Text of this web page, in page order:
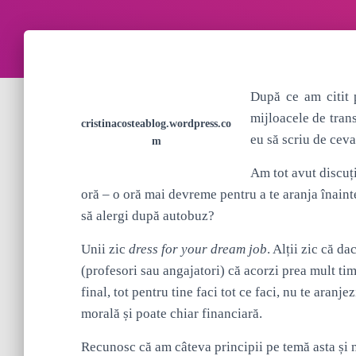
cristinacosteablog.wordpress.co
m
După ce am citit
mijloacele de
eu să scriu de
Am tot avut
oră – o oră mai devreme pentru a te aranja
să alergi după autobuz?
Unii zic dress for your dream job. Alții zic că
(profesori sau angajatori) că acorzi prea mult
final, tot pentru tine faci tot ce faci, nu te
morală și poate chiar financiară.
Recunosc că am câteva principii pe temă asta